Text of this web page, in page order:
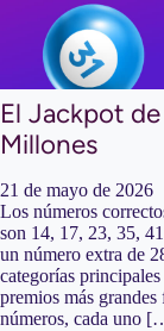
El Jackpot
Millones
21 de mayo de 2026
Los números
son 14, 17, 23, 35,
un número extra de
categorías
premios más
números, cada uno